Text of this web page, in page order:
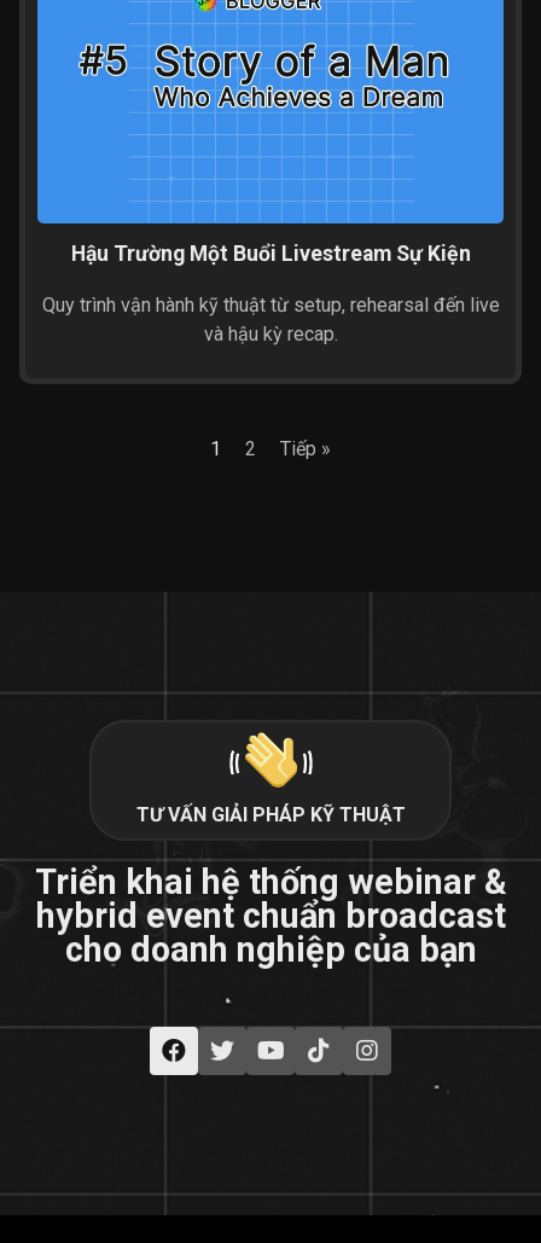
Hậu Trường Một Buổi Livestream Sự Kiện
Quy trình vận hành kỹ thuật từ setup, rehearsal đến live
và hậu kỳ recap.
1 2 Tiếp »
TƯ VẤN GIẢI PHÁP KỸ THUẬT
Triển khai hệ thống webinar &
hybrid event chuẩn broadcast
cho doanh nghiệp của bạn